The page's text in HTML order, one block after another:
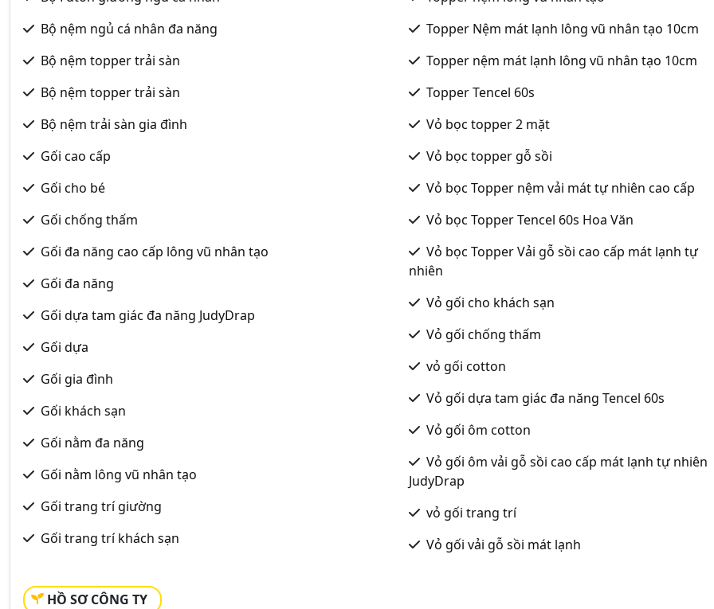
Bộ nệm ngủ cá nhân đa năng
Bộ nệm topper trải sàn
Bộ nệm topper trải sàn
Bộ nệm trải sàn gia đình
Gối cao cấp
Gối cho bé
Gối chống thấm
Gối đa năng cao cấp lông vũ nhân tạo
Gối đa năng
Gối dựa tam giác đa năng JudyDrap
Gối dựa
Gối gia đình
Gối khách sạn
Gối nằm đa năng
Gối nằm lông vũ nhân tạo
Gối trang trí giường
Gối trang trí khách sạn
Topper Nệm mát lạnh lông vũ nhân tạo 10cm
Topper nệm mát lạnh lông vũ nhân tạo 10cm
Topper Tencel 60s
Vỏ bọc topper 2 mặt
Vỏ bọc topper gỗ sồi
Vỏ bọc Topper nệm vải mát tự nhiên cao cấp
Vỏ bọc Topper Tencel 60s Hoa Văn
Vỏ bọc Topper Vải gỗ sồi cao cấp mát lạnh tự
nhiên
Vỏ gối cho khách sạn
Vỏ gối chống thấm
vỏ gối cotton
Vỏ gối dựa tam giác đa năng Tencel 60s
Vỏ gối ôm cotton
Vỏ gối ôm vải gỗ sồi cao cấp mát lạnh tự nhiên
JudyDrap
vỏ gối trang trí
Vỏ gối vải gỗ sồi mát lạnh
HỒ SƠ CÔNG TY